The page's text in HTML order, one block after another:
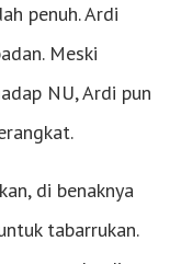
penuh. Ardi
Meski
NU, Ardi pun
di benaknya
tabarrukan.